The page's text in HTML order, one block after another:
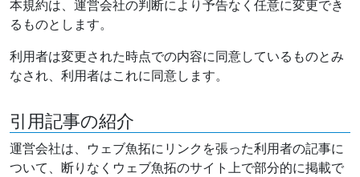
本規約は、運営会社の判断により予告なく任意に変更でき
るものとします。
利用者は変更された時点での内容に同意しているものとみ
なされ、利用者はこれに同意します。
引用記事の紹介
運営会社は、ウェブ魚拓にリンクを張った利用者の記事に
ついて、断りなくウェブ魚拓のサイト上で部分的に掲載で